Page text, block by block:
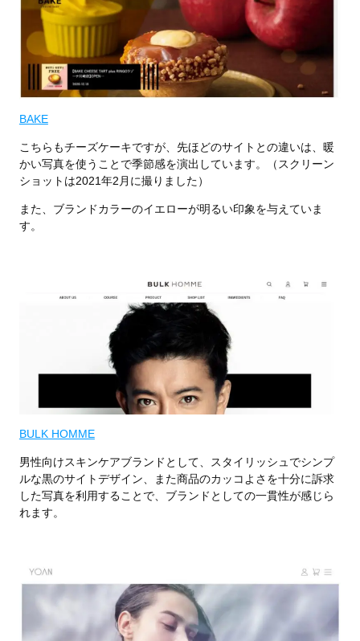
BAKE
こちらもチーズケーキですが、先ほどのサイトとの違いは、暖
かい写真を使うことで季節感を演出しています。（スクリーン
ショットは2021年2月に撮りました）
また、ブランドカラーのイエローが明るい印象を与えていま
す。
BULK HOMME
男性向けスキンケアブランドとして、
スタイリッシュでシンプ
ルな黒のサイトデザイン、また商品のカッコよさを十分に訴求
した写真を利用することで、ブランドとしての一貫性が感じら
れます。